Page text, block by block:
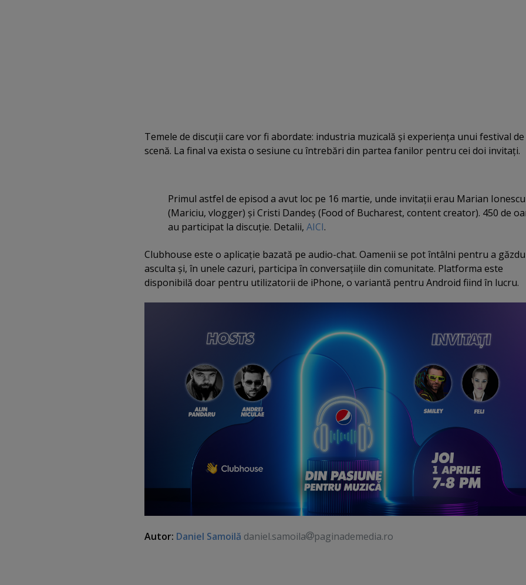
Temele de discuţii care vor fi abordate: industria muzicală şi experienţa unui festival de
scenă. La final va exista o sesiune cu întrebări din partea fanilor pentru cei doi invitaţi.
Primul astfel de episod a avut loc pe 16 martie, unde invitaţii erau Marian Ionescu
(Mariciu, vlogger) şi Cristi Dandeş (Food of Bucharest, content creator). 450 de
au participat la discuţie. Detalii, AICI.
Clubhouse este o aplicaţie bazată pe audio-chat. Oamenii se pot întâlni pentru a
asculta şi, în unele cazuri, participa în conversaţiile din comunitate. Platforma este
disponibilă doar pentru utilizatorii de iPhone, o variantă pentru Android fiind în lucru.
Autor: Daniel Samoilă daniel.samoila paginademedia.ro